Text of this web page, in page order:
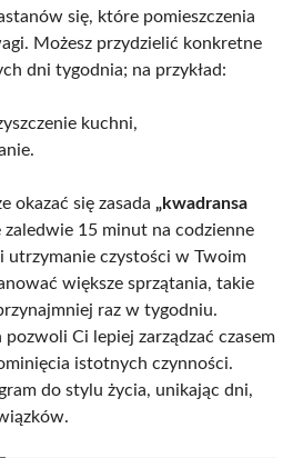
się, które pomieszczenia
Możesz przydzielić konkretne
dni tygodnia; na przykład:
kuchni,
okazać się zasada „kwadransa
zaledwie 15 minut na codzienne
utrzymanie czystości w Twoim
większe sprzątania, takie
raz w tygodniu.
Ci lepiej zarządzać czasem
istotnych czynności.
do stylu życia, unikając dni,